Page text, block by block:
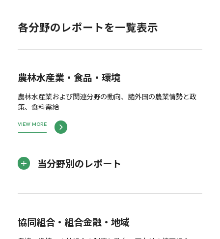
各分野のレポートを一覧表示
農林水産業・食品・環境
農林水産業および関連分野の動向、諸外国の農業情勢と政
策、食料需給
VIEW MORE
当分野別のレポート
協同組合・組合金融・地域